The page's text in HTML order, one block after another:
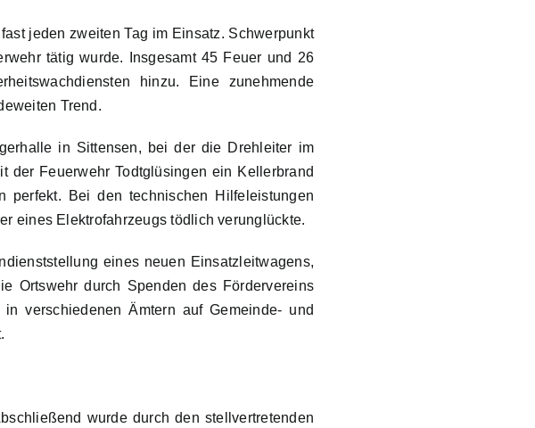
jeden zweiten Tag im Einsatz. Schwerpunkt
tätig wurde. Insgesamt 45 Feuer und 26
hinzu. Eine zunehmende
Trend.
in Sittensen, bei der die Drehleiter im
der Feuerwehr Todtglüsingen ein Kellerbrand
perfekt. Bei den technischen Hilfeleistungen
eines Elektrofahrzeugs tödlich verunglückte.
eines neuen Einsatzleitwagens,
Ortswehr durch Spenden des Fördervereins
verschiedenen Ämtern auf Gemeinde- und
wurde durch den stellvertretenden